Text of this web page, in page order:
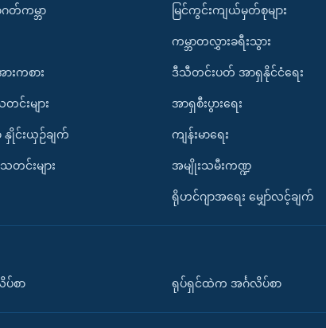
တ်ကမ္ဘာ
ကစား
င်းများ
နှိုင်းယှဉ်ချက်
သတင်းများ
မြင်ကွင်းကျယ်မှတ်စုများ
ကမ္ဘာတလွှားခရီးသွား
ဒီသီတင်းပတ် အာရှနိုင်ငံရေး
အာရှစီးပွားရေး
ကျန်းမာရေး
အမျိုးသမီးကဏ္ဍ
ရိုဟင်ဂျာအရေး မျှော်လင့်ချက်
ပ်စာ ရုပ်ရှင်ထဲက အင်္ဂလိပ်စာ